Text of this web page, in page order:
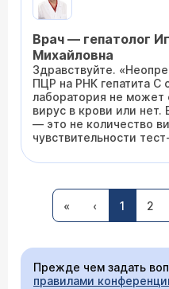
Врач — гепатолог
Михайловна
Здравствуйте.
ПЦР на РНК гепатита С
лаборатория не может
вирус в крови или
— это не количество
чувствительности
концентрация выше
ответ, сдайте Anti-
антитела). Не
такой результат
За день до сдачи
интоксикация
сдала анализы
Ответ такой - вирус
Чувствительность
« ‹ 1 2
Прежде чем задать
правилами